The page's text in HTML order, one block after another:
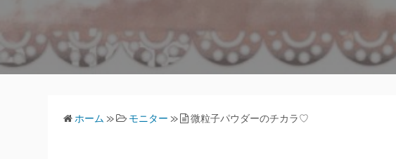
ホーム » モニター » 微粒子パウダーのチカラ♡